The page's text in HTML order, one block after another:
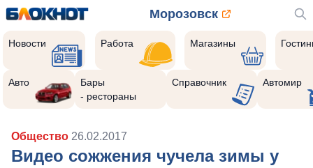
Морозовск
Новости Работа Магазины
Авто
Бары
- рестораны
Справочник Автомир
Общество 26.02.2017
Видео сожжения чучела зимы у